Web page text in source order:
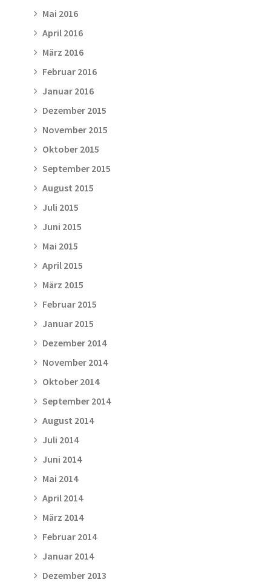
Mai 2016
April 2016
März 2016
Februar 2016
Januar 2016
Dezember 2015
November 2015
Oktober 2015
September 2015
August 2015
Juli 2015
Juni 2015
Mai 2015
April 2015
März 2015
Februar 2015
Januar 2015
Dezember 2014
November 2014
Oktober 2014
September 2014
August 2014
Juli 2014
Juni 2014
Mai 2014
April 2014
März 2014
Februar 2014
Januar 2014
Dezember 2013